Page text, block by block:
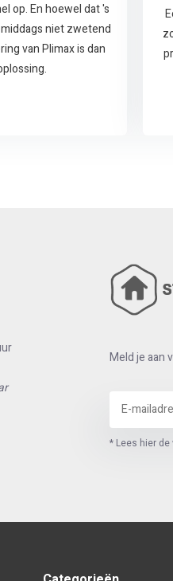
op. En hoewel dat 's
niet zwetend
van Plimax is dan
Meld je aan
* Lees hier